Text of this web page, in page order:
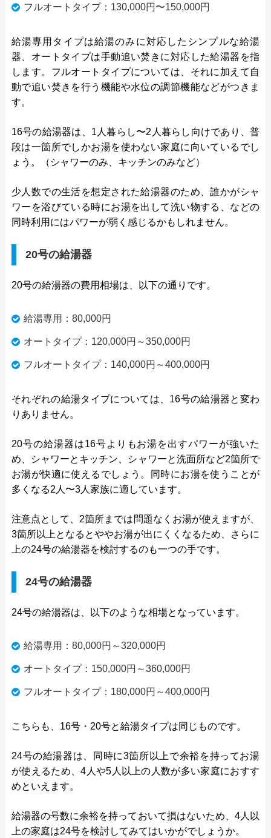
フルオートタイプ：130,000円〜150,000円
給湯専用タイプは給湯のみに対応したシンプルな給湯
器、オートタイプは手動追い焚きに対応した給湯器を指
します。フルオートタイプについては、それに加えて自
動で追い焚きを行う機能や水位の調節機能などがつきま
す。
16号の給湯器は、1人暮らし〜2人暮らし向けであり、普
段は一箇所でしかお湯を使わない家庭に向いているでし
ょう。（シャワーのみ、キッチンのみなど）
少人数での生活を想定された給湯器のため、誰かがシャ
ワーを浴びている時にお湯を出して洗い物する、などの
同時利用にはパワーが弱く感じるかもしれません。
20号の給湯器
20号の給湯器の費用相場は、以下の通りです。
給湯専用：80,000円
オートタイプ：120,000円～350,000円
フルオートタイプ：140,000円～400,000円
それぞれの給湯タイプについては、16号の給湯器と変わ
りありません。
20号の給湯器は16号よりもお湯を出すパワーが強いた
め、シャワーとキッチン、シャワーと洗面所など2箇所で
お湯が快適に使えるでしょう。同時にお湯を使うことが
多くなる2人〜3人家族に適しています。
注意点として、2箇所までは問題なくお湯が使えますが、
3箇所以上となるとややお湯が出にくくなるため、さらに
上の24号の給湯器を検討するのも一つの手です。
24号の給湯器
24号の給湯器は、以下のような相場となっています。
給湯専用：80,000円～320,000円
オートタイプ：150,000円～360,000円
フルオートタイプ：180,000円～400,000円
こちらも、16号・20号と給湯タイプは同じものです。
24号の給湯器は、同時に3箇所以上で余裕を持ってお湯
が使えるため、4人や5人以上の人数が多い家庭におすす
めといえます。
給湯器の号数に余裕を持っておいて損はないため、4人以
上の家庭は24号を検討してみてはいかがでしょうか。